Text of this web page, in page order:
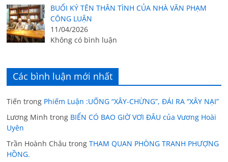
BUỔI KÝ TÊN THÂN TÌNH CỦA NHÀ VĂN PHẠM
CÔNG LUẬN
11/04/2026
Không có bình luận
Các bình luận mới nhất
Tiến trong Phiếm Luận :UỐNG “XÂY-CHỪNG”, ĐÁI RA “XÂY NẠI”
Lương Minh trong BIỂN CÓ BAO GIỜ VƠI ĐÂU của Vương Hoài
Uyên
Trần Hoành Châu trongTHAM QUAN PHÒNG TRANH PHƯỢNG
HỒNG.